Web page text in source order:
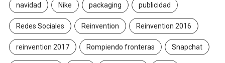
navidad Nike packaging publicidad
Redes Sociales Reinvention Reinvention 2016
reinvention 2017 Rompiendo fronteras Snapchat